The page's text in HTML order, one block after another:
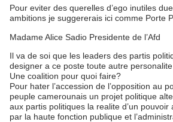
Pour eviter des querelles d’ego inutiles
ambitions je suggererais ici comme Porte
Madame Alice Sadio Presidente de l’Afd
Il va de soi que les leaders des partis
designer a ce poste toute autre
Une coalition pour quoi faire?
Pour hater l’accession de l’opposition au
peuple camerounais un projet politique
aux partis politiques la realite d’un
par la haute fonction publique et